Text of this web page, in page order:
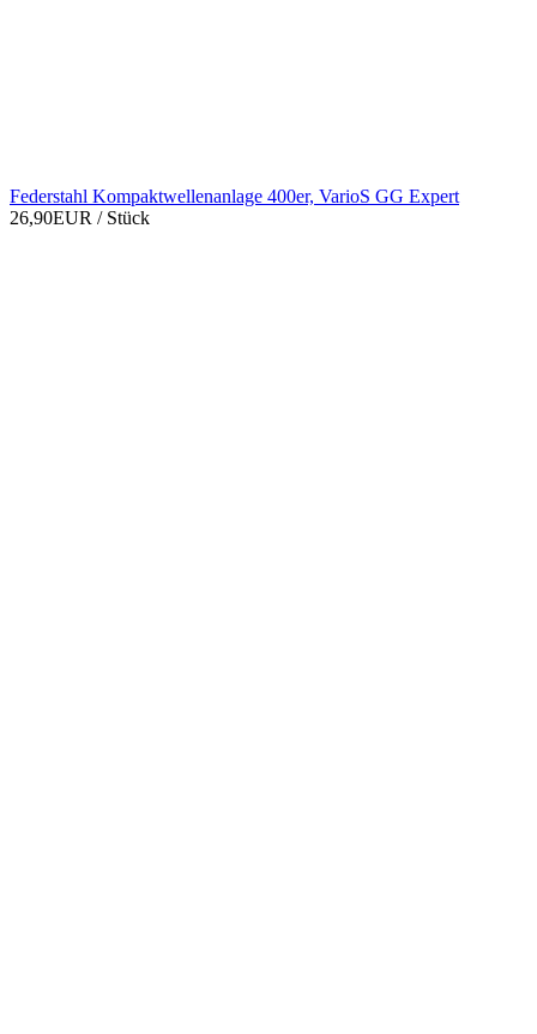
Federstahl Kompaktwellenanlage 400er, VarioS GG Expert
26,90EUR / Stück